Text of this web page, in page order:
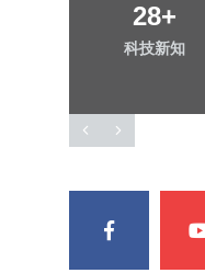
98+
專欄